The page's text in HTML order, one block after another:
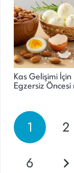
Kas Gelişimi
Egzersiz Öncesi
1 2
6